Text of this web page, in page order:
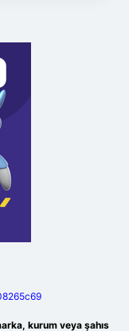
kurum veya şahıs